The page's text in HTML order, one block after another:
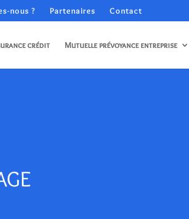
nous ? Partenaires Contact
crédit Mutuelle prévoyance entreprise